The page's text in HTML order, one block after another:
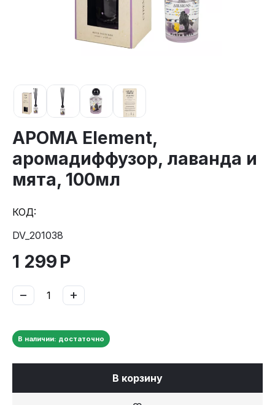
АРОМА Element,
аромадиффузор, лаванда и
мята, 100мл
КОД:
DV_201038
1 299 Р
+
−
В наличии: достаточно
В корзину